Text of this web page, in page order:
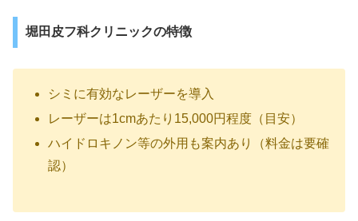
堀田皮フ科クリニックの特徴
シミに有効なレーザーを導入
レーザーは1cmあたり15,000円程度（目安）
ハイドロキノン等の外用も案内あり（料金は要確
認）